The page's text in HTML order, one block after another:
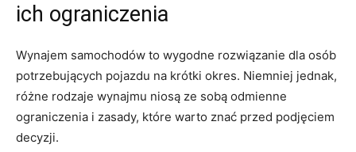
⁣ich ograniczenia
Wynajem samochodów to​ wygodne rozwiązanie dla osób
potrzebujących​ pojazdu na krótki‍ okres. Niemniej jednak,
różne ​rodzaje wynajmu ⁤niosą ze sobą odmienne
ograniczenia i zasady, które warto znać przed podjęciem
decyzji.